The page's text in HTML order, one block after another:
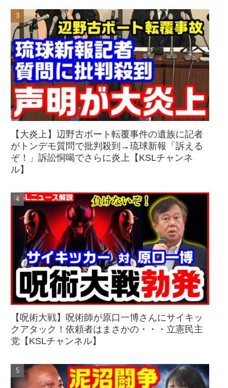
【大炎上】辺野古ボート転覆事件の遺族に記者
がトンデモ質問で批判殺到→琉球新報「訴える
ぞ！」訴訟恫喝でさらに炎上【KSLチャンネ
ル】
【呪術大戦】呪術師が原口一博さんにサイキッ
クアタック！依頼者はまさかの・・・立憲民主
党【KSLチャンネル】